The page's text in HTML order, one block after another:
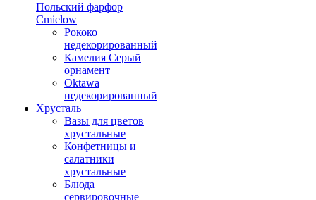
Польский фарфор
Сmielow
Рококо
недекорированный
Камелия Серый
орнамент
Oktawa
недекорированный
Хрусталь
Вазы для цветов
хрустальные
Конфетницы и
салатники
хрустальные
Блюда
сервировочные